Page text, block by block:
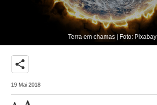
Terra em chamas | Foto: Pixabay
share
19 Mai 2018